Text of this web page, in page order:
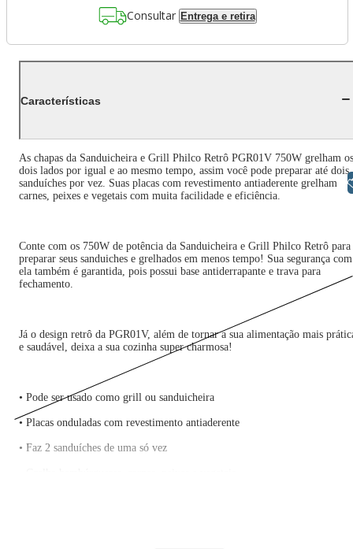
Consultar Entrega e retira
Características
As chapas da Sanduicheira e Grill Philco Retrô PGR01V 750W grelham os
dois lados por igual e ao mesmo tempo, assim você pode preparar até dois
sanduíches por vez. Suas placas com revestimento antiaderente grelham
carnes, peixes e vegetais com muita facilidade e eficiência.
Conte com os 750W de potência da Sanduicheira e Grill Philco Retrô para
preparar seus sanduiches e grelhados em menos tempo! Sua segurança com
ela também é garantida, pois possui base antiderrapante e trava para
fechamento.
Já o design retrô da PGR01V, além de tornar a sua alimentação mais
e saudável, deixa a sua cozinha super charmosa!
• Pode ser usado como grill ou sanduicheira
• Placas onduladas com revestimento antiaderente
• Faz 2 sanduíches de uma só vez
Libras